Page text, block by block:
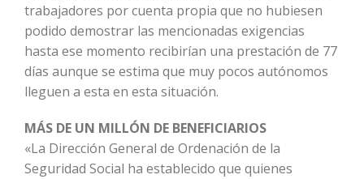
trabajadores por cuenta propia que no hubiesen
podido demostrar las mencionadas exigencias
hasta ese momento recibirían una prestación de 77
días aunque se estima que muy pocos autónomos
lleguen a esta en esta situación.
MÁS DE UN MILLÓN DE BENEFICIARIOS
«La Dirección General de Ordenación de la
Seguridad Social ha establecido que quienes